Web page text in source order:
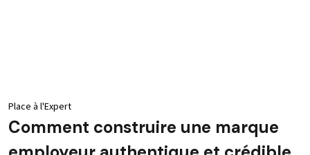
Place à l'Expert
Comment construire une marque